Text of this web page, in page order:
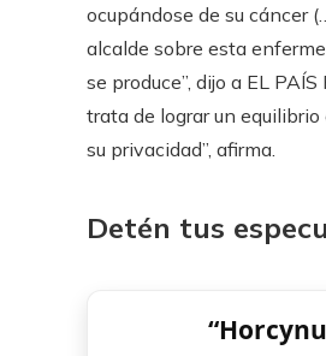
ocupándose de su cáncer
alcalde sobre esta
se produce”, dijo a EL
trata de lograr un
su privacidad”, afirma.
Detén tus